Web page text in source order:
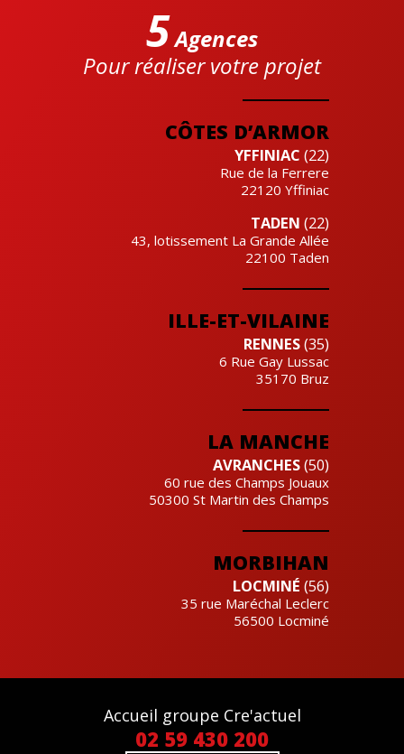
CÔTES D’ARMOR
YFFINIAC (22)
Rue de la Ferrere
22120 Yffiniac
TADEN (22)
43, lotissement La Grande Allée
22100 Taden
ILLE-ET-VILAINE
RENNES(35)
6 Rue Gay Lussac
35170 Bruz
LA MANCHE
AVRANCHES(50)
60 rue des Champs Jouaux
50300 St Martin des Champs
MORBIHAN
LOCMINÉ (56)
35 rue Maréchal Leclerc
56500 Locminé
5Agences
Pour réaliser votre projet
Accueil groupe Cre'actuel
02 59 430 200